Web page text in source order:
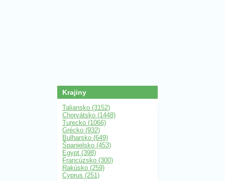
Krajiny
Taliansko (3152)
Chorvátsko (1448)
Turecko (1066)
Grécko (932)
Bulharsko (649)
Španielsko (453)
Egypt (398)
Francúzsko (300)
Rakúsko (259)
Cyprus (251)